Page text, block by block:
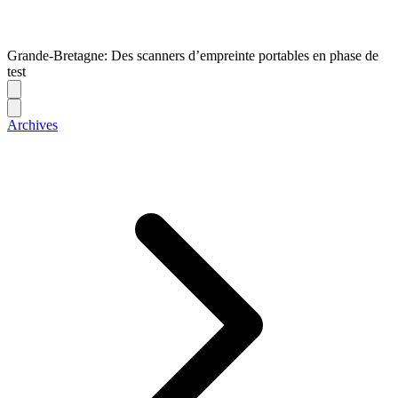
Grande-Bretagne: Des scanners d’empreinte portables en phase de
test
Archives